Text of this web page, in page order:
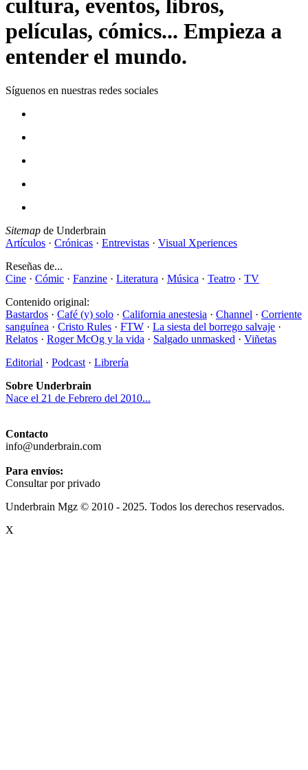
cultura, eventos, libros,
películas, cómics... Empieza a
entender el mundo.
Síguenos en nuestras redes sociales
Sitemap de Underbrain
Artículos · Crónicas · Entrevistas · Visual Xperiences
Reseñas de...
Cine · Cómic · Fanzine · Literatura · Música · Teatro · TV
Contenido original:
Bastardos · Café (y) solo · California anestesia · Channel · Corriente
sanguínea · Cristo Rules · FTW · La siesta del borrego salvaje ·
Relatos · Roger McOg y la vida · Salgado unmasked · Viñetas
Editorial · Podcast · Librería
Sobre Underbrain
Nace el 21 de Febrero del 2010...
Contacto
info@underbrain.com
Para envíos:
Consultar por privado
Underbrain Mgz © 2010 - 2025. Todos los derechos reservados.
X